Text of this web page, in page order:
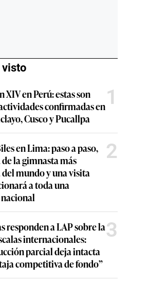
visto
XIV en Perú: estas son
confirmadas en
Cusco y Pucallpa
1
en Lima: paso a paso,
la gimnasta más
mundo y una visita
a toda una
2
responden a LAP sobre la
internacionales:
parcial deja intacta
competitiva de fondo”
3